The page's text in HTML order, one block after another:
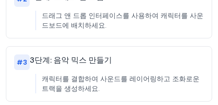
드래그 앤 드롭 인터페이스를 사용하여 캐릭터를 사운
드보드에 배치하세요.
#3 3단계: 음악 믹스 만들기
캐릭터를 결합하여 사운드를 레이어링하고 조화로운
트랙을 생성하세요.